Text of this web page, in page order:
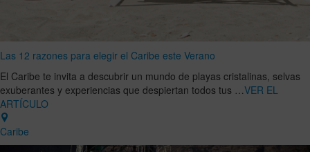
Las 12 razones para elegir el Caribe este Verano
El Caribe te invita a descubrir un mundo de playas cristalinas, selvas
exuberantes y experiencias que despiertan todos tus …VER EL
ARTÍCULO
Caribe